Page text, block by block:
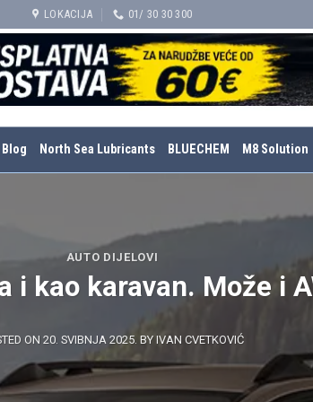
LOKACIJA 01/ 30 30 300
Blog North Sea Lubricants BLUECHEM M8 Solution
AUTO DIJELOVI
i kao karavan. Može i
ON 20. SVIBNJA 2025. BY IVAN CVETKOVIĆ